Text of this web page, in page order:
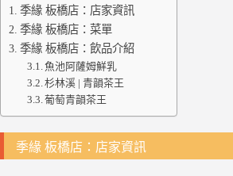
季緣 板橋店：店家資訊
季緣 板橋店：菜單
季緣 板橋店：飲品介紹
魚池阿薩姆鮮乳
杉林溪 | 青韻茶王
葡萄青韻茶王
季緣 板橋店：店家資訊